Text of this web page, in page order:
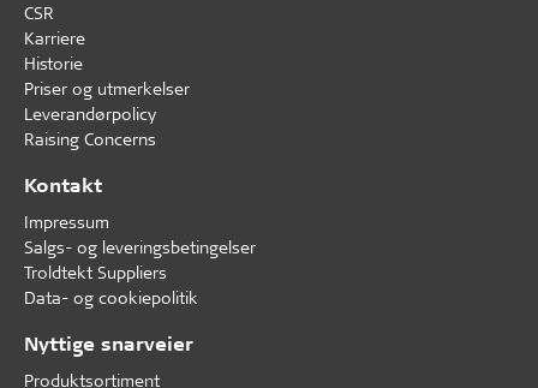
CSR
Karriere
Historie
Priser og utmerkelser
Leverandørpolicy
Raising Concerns
Kontakt
Impressum
Salgs- og leveringsbetingelser
Troldtekt Suppliers
Data- og cookiepolitik
Nyttige snarveier
Produktsortiment